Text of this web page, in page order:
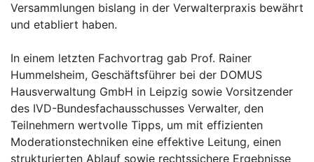
Versammlungen bislang in der Verwalterpraxis bewährt
und etabliert haben.
In einem letzten Fachvortrag gab Prof. Rainer
Hummelsheim, Geschäftsführer bei der DOMUS
Hausverwaltung GmbH in Leipzig sowie Vorsitzender
des IVD-Bundesfachausschusses Verwalter, den
Teilnehmern wertvolle Tipps, um mit effizienten
Moderationstechniken eine effektive Leitung, einen
strukturierten Ablauf sowie rechtssichere Ergebnisse